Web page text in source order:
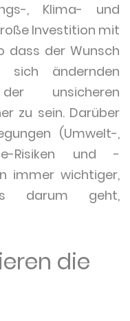
, Klima- und
Investition mit
dass der Wunsch
sich ändernden
unsicheren
zu sein. Darüber
(Umwelt-,
Risiken und -
immer wichtiger,
darum geht,
die